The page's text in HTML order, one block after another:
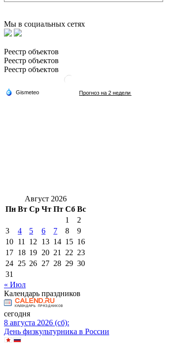
Мы в социальных сетях
Реестр объектов
Реестр объектов
Реестр объектов
Август 2026
Пн Вт Ср Чт Пт Сб Вс
1
2
3
4 5 6 7 8
9
10 11 12 13 14 15 16
17 18 19 20 21 22 23
24 25 26 27 28 29 30
31
« Июл
Календарь праздников
сегодня
8 августа 2026 (сб):
День физкультурника в России